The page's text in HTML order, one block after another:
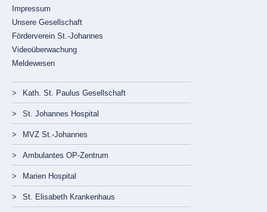
Impressum
Unsere Gesellschaft
Förderverein St.-Johannes
Videoüberwachung
Meldewesen
Navigation
überspringen
Kath. St. Paulus Gesellschaft
St. Johannes Hospital
MVZ St.-Johannes
Ambulantes OP-Zentrum
Marien Hospital
St. Elisabeth Krankenhaus